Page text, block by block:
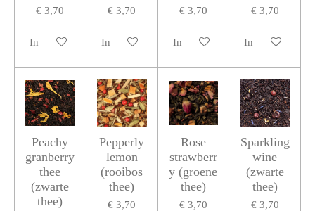
€ 3,70
In winkelwagen
€ 3,70
In winkelwagen
€ 3,70
In winkelwagen
€ 3,70
In winkelwagen
Peachy
granberry
thee
(zwarte
thee)
Pepperly
lemon
(rooibos
thee)
€ 3,70
Rose
strawberr
y (groene
thee)
€ 3,70
Sparkling
wine
(zwarte
thee)
€ 3,70